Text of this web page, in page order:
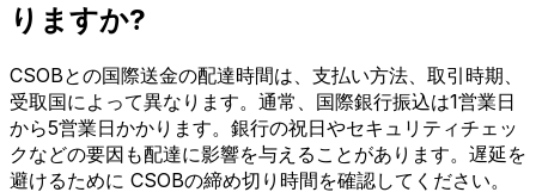
りますか?
CSOBとの国際送金の配達時間は、支払い方法、取引時期、
受取国によって異なります。通常、国際銀行振込は1営業日
から5営業日かかります。銀行の祝日やセキュリティチェッ
クなどの要因も配達に影響を与えることがあります。遅延を
避けるために CSOBの締め切り時間を確認してください。